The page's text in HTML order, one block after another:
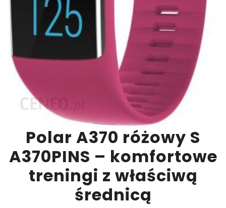
Polar A370 różowy S
A370PINS – komfortowe
treningi z właściwą
średnicą